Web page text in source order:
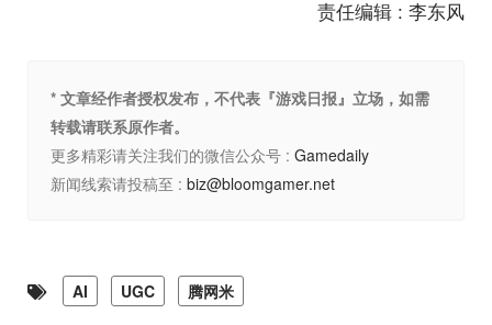
责任编辑 : 李东风
* 文章经作者授权发布，不代表『游戏日报』立场，如需
转载请联系原作者。
更多精彩请关注我们的微信公众号 : Gamedaily
新闻线索请投稿至 : biz@bloomgamer.net
AI UGC 腾网米